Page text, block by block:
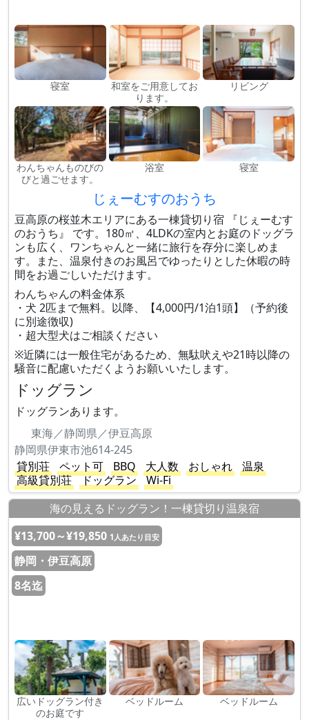
寝室
和室をご用意してお
ります。
リビング
わんちゃんものびの
びと過ごせます。
浴室 寝室
じぇーむすのおうち
豆高原の桜並木エリアにある一棟貸切り宿 『じぇーむす
のおうち』 です。180㎡、4LDKの室内とお庭のドッグラ
ンも広く、ワンちゃんと一緒に旅行を存分に楽しめま
す。また、温泉付きのお風呂でゆったりとした休暇の時
間をお過ごしいただけます。
わんちゃんの料金体系
・犬 2匹まで無料。以降、【4,000円/1泊1頭】（予約後
に別途徴収)
・超大型犬はご相談ください
※近隣には一般住宅があるため、無駄吠えや21時以降の
騒音に配慮いただくようお願いいたします。
ドッグラン
ドッグランあります。
東海／静岡県／伊豆高原
静岡県伊東市池614-245
貸別荘
ペット可 BBQ 大人数 おしゃれ
温泉
高級貸別荘
ドッグラン
Wi-Fi
海の見えるドッグラン！一棟貸切り温泉宿
¥13,700～¥19,850 1人あたり目安
静岡・伊豆高原
8名迄
広いドッグラン付き
のお庭です
ベッドルーム ベッドルーム